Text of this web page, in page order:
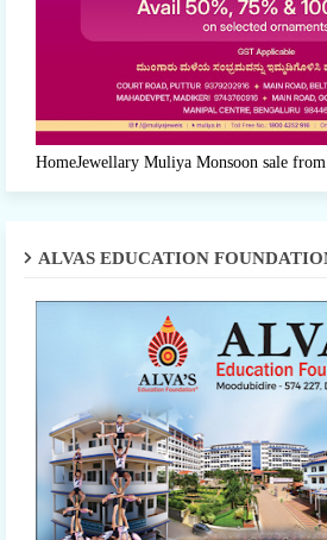
HomeJewellary Muliya Monsoon sale
ALVAS EDUCATION